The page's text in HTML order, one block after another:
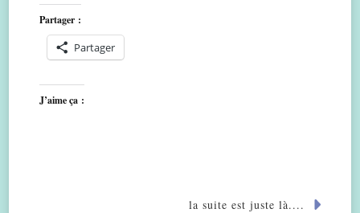
Partager :
Partager
J’aime ça :
la suite est juste là....